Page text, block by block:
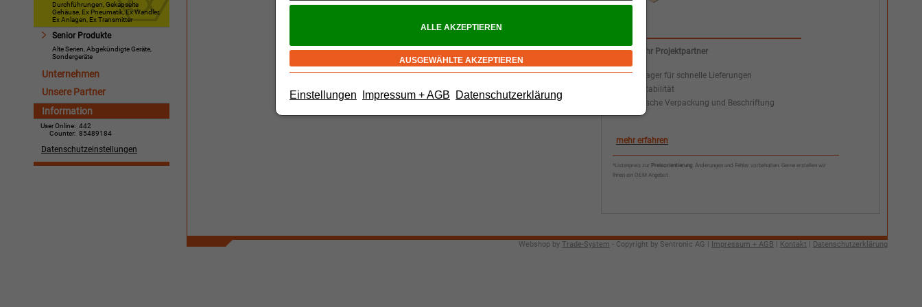
Einstellungen Impressum + AGB Datenschutzerklärung
Durchführungen, Gekapselte
Gehäuse, Ex Pneumatik, Ex Wandler,
Ex Anlagen, Ex Transmitter
Senior Produkte
Alte Serien, Abgekündigte Geräte,
Sondergeräte
Unternehmen
Unsere Partner
Information
User Online: 442
Counter: 85489184
Datenschutzeinstellungen
Wir als Ihr Projektpartner
+ Abruflager für schnelle Lieferungen
Preisstabilität
Spezfische Verpackung und Beschriftung
mehr erfahren
*Listenpreis zur Preisorientierung . Änderungen und Fehler vorbehalten. Gerne erstellen wir
Ihnen ein OEM Angebot.
Webshop by Trade-System - Copyright by Sentronic AG | Impressum + AGB | Kontakt | Datenschutzerklärung